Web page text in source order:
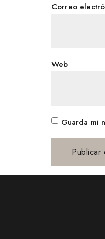
Correo
Web
Guarda mi